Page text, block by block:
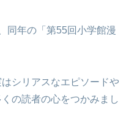
同年の「第55回小学館漫
シリアスなエピソードや
の読者の心をつかみまし